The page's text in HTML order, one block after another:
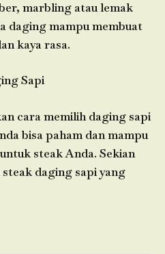
marbling atau lemak
daging mampu membuat
kaya rasa.
Sapi
cara memilihdaging sapi
bisa paham dan mampu
steak Anda. Sekian
daging sapi yang